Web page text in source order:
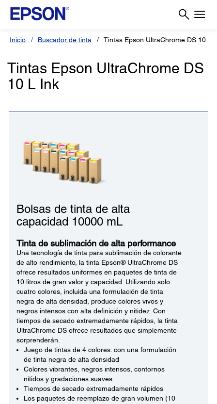
Inicio Buscador de tinta Tintas Epson UltraChrome DS 10 L
Tintas Epson UltraChrome DS
10 L Ink
Bolsas de tinta de alta
capacidad 10000 mL
Tinta de sublimación de alta performance
Una tecnología de tinta para sublimación de colorante
de alto rendimiento, la tinta Epson® UltraChrome DS
ofrece resultados uniformes en paquetes de tinta de
10 litros de gran valor y capacidad. Utilizando solo
cuatro colores, incluida una formulación de tinta
negra de alta densidad, produce colores vivos y
negros intensos con alta definición y nitidez. Con
tiempos de secado extremadamente rápidos, la tinta
UltraChrome DS ofrece resultados que simplemente
sorprenderán.
Juego de tintas de 4 colores: con una formulación
de tinta negra de alta densidad
Colores vibrantes, negros intensos, contornos
nítidos y gradaciones suaves
Tiempos de secado extremadamente rápidos
Los paquetes de reemplazo de gran volumen (10